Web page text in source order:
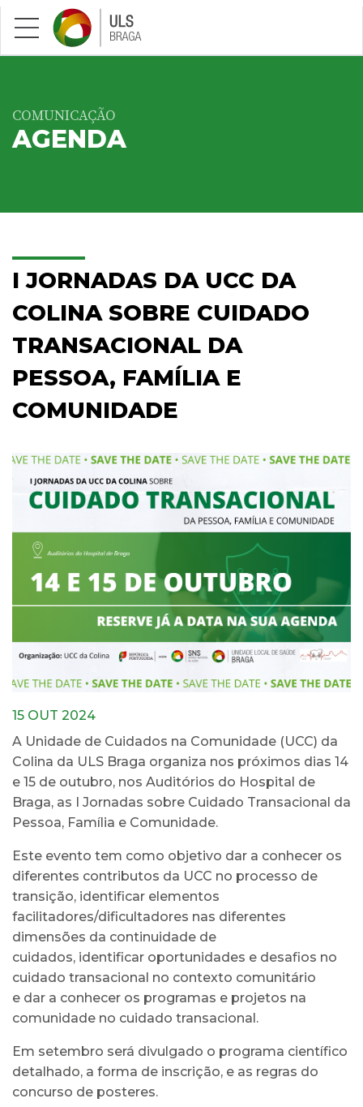
Saltar para conteúdo principal
COMUNICAÇÃO
AGENDA
I JORNADAS DA UCC DA
COLINA SOBRE CUIDADO
TRANSACIONAL DA
PESSOA, FAMÍLIA E
COMUNIDADE
15 OUT 2024
A Unidade de Cuidados na Comunidade (UCC) da
Colina da ULS Braga organiza nos próximos dias 14
e 15 de outubro, nos Auditórios do Hospital de
Braga, as I Jornadas sobre Cuidado Transacional da
Pessoa, Família e Comunidade.
Este evento tem como objetivo dar a conhecer os
diferentes contributos da UCC no processo de
transição, identificar elementos
facilitadores/dificultadores nas diferentes
dimensões da continuidade de
cuidados, identificar oportunidades e desafios no
cuidado transacional no contexto comunitário
e dar a conhecer os programas e projetos na
comunidade no cuidado transacional.
Em setembro será divulgado o programa científico
detalhado, a forma de inscrição, e as regras do
concurso de posteres.